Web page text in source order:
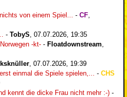
von einem Spiel...
- CF
- TobyS 07.07.2026, 19:35
-kt- - Floatdownstream
07.07.2026, 19:39
einmal die Spiele spielen,...
- CHS
kennt die dicke Frau nicht mehr :-) -